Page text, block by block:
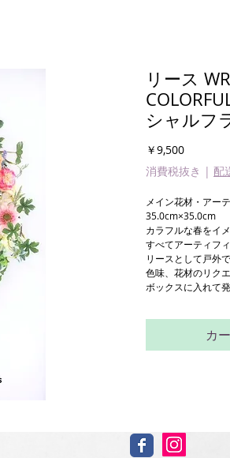
リース
シャルフ
￥9,500価
格
消費税抜き | 配
メイン花材・アー
35.0cm×35.0cm
カラフルな春をイ
すべてアーティフ
リースとして戸外
色味、花材のリク
ボックスに入れて
カ